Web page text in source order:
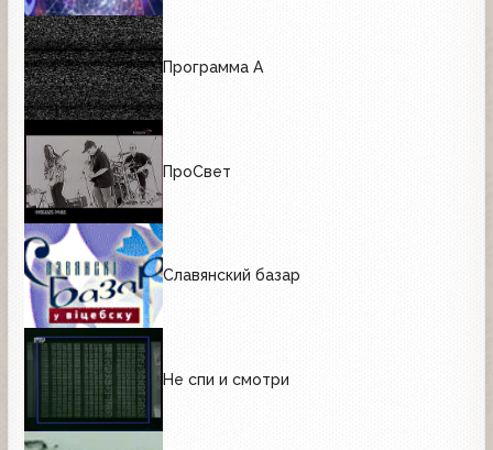
Программа А
ПроСвет
Славянский базар
Не спи и смотри